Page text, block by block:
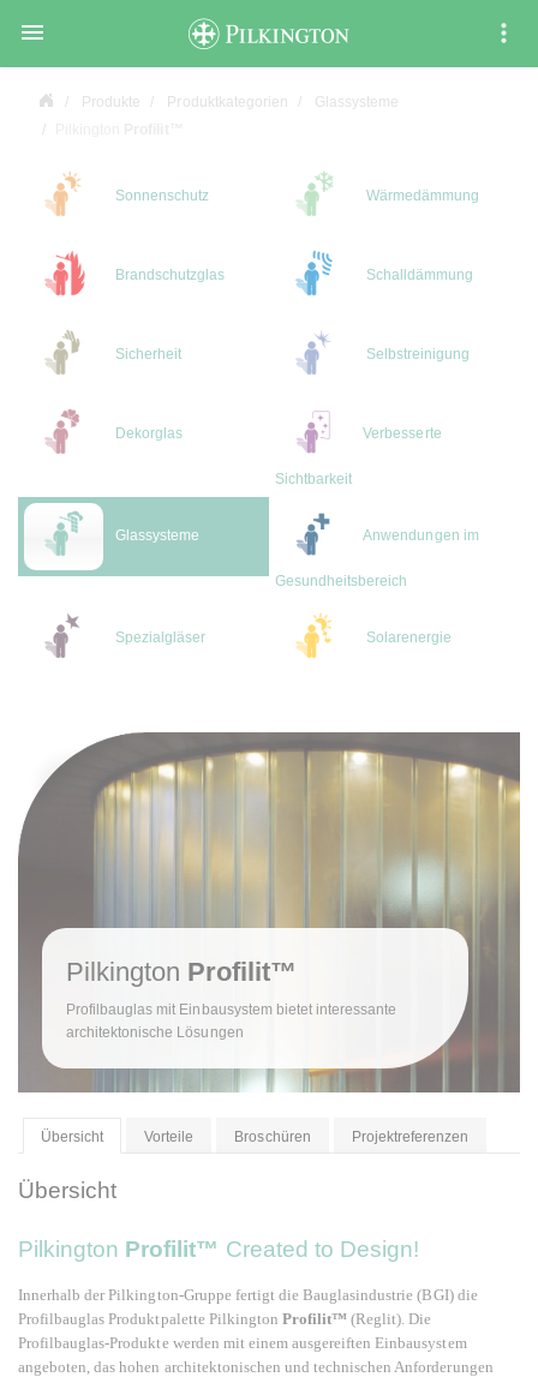

Produkte Produktkategorien
Glassysteme
Sonnenschutz Wärmedämmung
Brandschutzglas Schalldämmung
Sicherheit Selbstreinigung
Dekorglas Verbesserte
Sichtbarkeit
Glassysteme Anwendungen im
Gesundheitsbereich
Spezialgläser Solarenergie
Pilkington Profilit™
Profilbauglas mit Einbausystem bietet interessante
architektonische Lösungen
Übersicht Vorteile Broschüren Projektreferenzen
Übersicht
Pilkington Profilit™ Created to Design!
Innerhalb der Pilkington-Gruppe fertigt die Bauglasindustrie (BGI) die
Profilbauglas Produktpalette Pilkington Profilit™ (Reglit). Die
Profilbauglas-Produkte werden mit einem ausgereiften Einbausystem
angeboten, das hohen architektonischen und technischen Anforderungen